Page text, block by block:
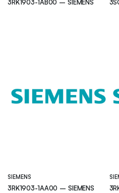
3RK1903-1AB00 – SIEMENS
SIEMENS
3RK1903-1AA00 – SIEMENS